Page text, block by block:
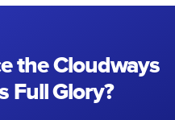
the Cloudways
Full Glory?